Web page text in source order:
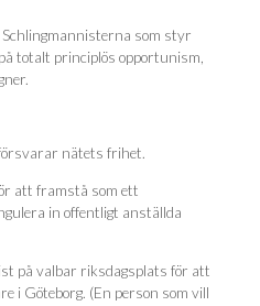
som styr
totalt principlös opportunism,
nätets frihet.
att framstå som ett
in offentligt anställda
på valbar riksdagsplats för att
i Göteborg. (En person som vill